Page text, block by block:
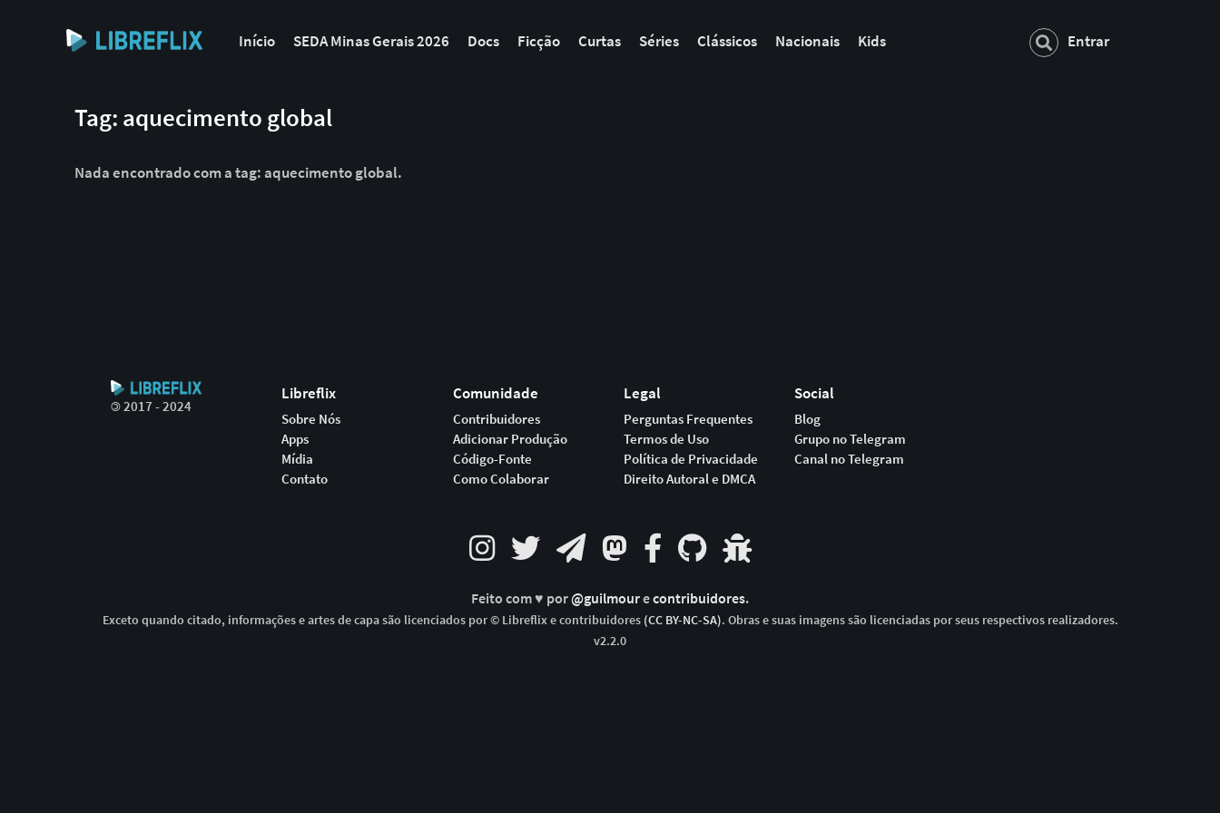
Início SEDA Minas Gerais 2026 Docs Ficção Curtas Séries Clássicos Nacionais Kids Entrar
Tag: aquecimento global
Nada encontrado com a tag: aquecimento global.
©2017 - 2024
Libreflix
Sobre Nós
Apps
Mídia
Contato
Comunidade
Contribuidores
Adicionar Produção
Código-Fonte
Como Colaborar
Legal
Perguntas Frequentes
Termos de Uso
Política de Privacidade
Direito Autoral e DMCA
Social
Blog
Grupo no Telegram
Canal no Telegram
Feito com ♥ por@guilmourecontribuidores.
Exceto quando citado, informações e artes de capa são licenciados por © Libreflix e contribuidores (CC BY-NC-SA). Obras e suas imagens são licenciadas por seus respectivos realizadores.
v2.2.0